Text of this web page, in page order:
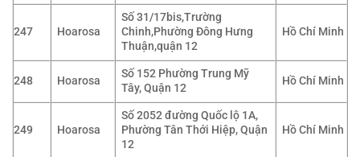
247 Hoarosa
Số 31/17bis,Trường
Chinh,Phường Đông Hưng
Thuận,quận 12
Hồ Chí Minh
248 Hoarosa
Số 152 Phường Trung Mỹ
Tây, Quận 12
Hồ Chí Minh
249 Hoarosa
Số 2052 đường Quốc lộ 1A,
Phường Tân Thới Hiệp, Quận
12
Hồ Chí Minh